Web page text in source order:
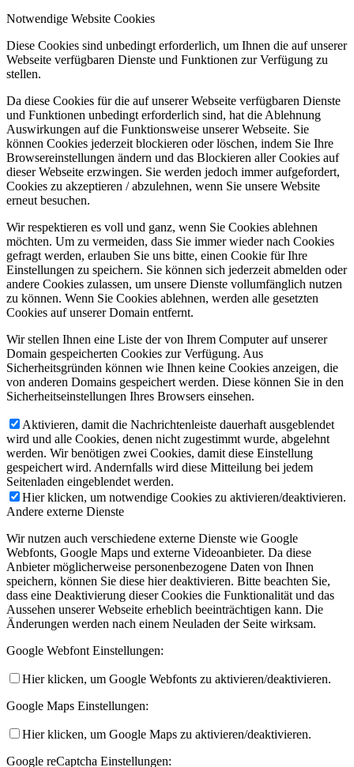
Notwendige Website Cookies
Diese Cookies sind unbedingt erforderlich, um Ihnen die auf unserer
Webseite verfügbaren Dienste und Funktionen zur Verfügung zu
stellen.
Da diese Cookies für die auf unserer Webseite verfügbaren Dienste
und Funktionen unbedingt erforderlich sind, hat die Ablehnung
Auswirkungen auf die Funktionsweise unserer Webseite. Sie
können Cookies jederzeit blockieren oder löschen, indem Sie Ihre
Browsereinstellungen ändern und das Blockieren aller Cookies auf
dieser Webseite erzwingen. Sie werden jedoch immer aufgefordert,
Cookies zu akzeptieren / abzulehnen, wenn Sie unsere Website
erneut besuchen.
Wir respektieren es voll und ganz, wenn Sie Cookies ablehnen
möchten. Um zu vermeiden, dass Sie immer wieder nach Cookies
gefragt werden, erlauben Sie uns bitte, einen Cookie für Ihre
Einstellungen zu speichern. Sie können sich jederzeit abmelden oder
andere Cookies zulassen, um unsere Dienste vollumfänglich nutzen
zu können. Wenn Sie Cookies ablehnen, werden alle gesetzten
Cookies auf unserer Domain entfernt.
Wir stellen Ihnen eine Liste der von Ihrem Computer auf unserer
Domain gespeicherten Cookies zur Verfügung. Aus
Sicherheitsgründen können wie Ihnen keine Cookies anzeigen, die
von anderen Domains gespeichert werden. Diese können Sie in den
Sicherheitseinstellungen Ihres Browsers einsehen.
Aktivieren, damit die Nachrichtenleiste dauerhaft ausgeblendet
wird und alle Cookies, denen nicht zugestimmt wurde, abgelehnt
werden. Wir benötigen zwei Cookies, damit diese Einstellung
gespeichert wird. Andernfalls wird diese Mitteilung bei jedem
Seitenladen eingeblendet werden.
Hier klicken, um notwendige Cookies zu aktivieren/deaktivieren.
Andere externe Dienste
Wir nutzen auch verschiedene externe Dienste wie Google
Webfonts, Google Maps und externe Videoanbieter. Da diese
Anbieter möglicherweise personenbezogene Daten von Ihnen
speichern, können Sie diese hier deaktivieren. Bitte beachten Sie,
dass eine Deaktivierung dieser Cookies die Funktionalität und das
Aussehen unserer Webseite erheblich beeinträchtigen kann. Die
Änderungen werden nach einem Neuladen der Seite wirksam.
Google Webfont Einstellungen:
Hier klicken, um Google Webfonts zu aktivieren/deaktivieren.
Google Maps Einstellungen:
Hier klicken, um Google Maps zu aktivieren/deaktivieren.
Google reCaptcha Einstellungen: